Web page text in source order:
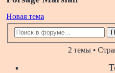
Новая тема
2 темы •